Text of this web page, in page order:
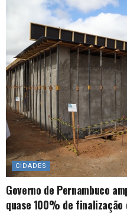
CIDADES
Governo de Pernambuco
quase 100% de finalização